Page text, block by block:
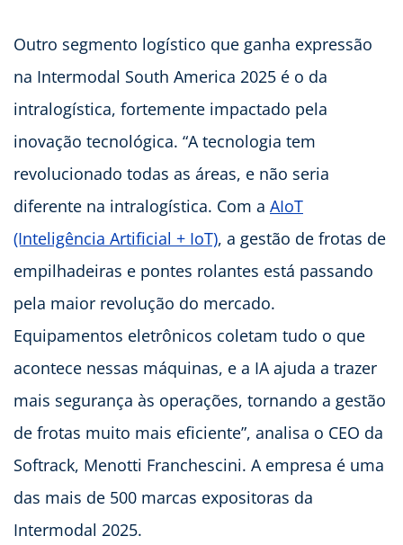
Outro segmento logístico que ganha expressão
na Intermodal South America 2025 é o da
intralogística, fortemente impactado pela
inovação tecnológica. “A tecnologia tem
revolucionado todas as áreas, e não seria
diferente na intralogística. Com a AIoT
(Inteligência Artificial + IoT), a gestão de frotas de
empilhadeiras e pontes rolantes está passando
pela maior revolução do mercado.
Equipamentos eletrônicos coletam tudo o que
acontece nessas máquinas, e a IA ajuda a trazer
mais segurança às operações, tornando a gestão
de frotas muito mais eficiente”, analisa o CEO da
Softrack, Menotti Franchescini. A empresa é uma
das mais de 500 marcas expositoras da
Intermodal 2025.